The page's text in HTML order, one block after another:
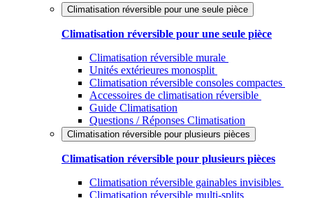
Climatisation réversible pour une seule pièce
Climatisation réversible pour une seule pièce
Climatisation réversible murale
Unités extérieures monosplit
Climatisation réversible consoles compactes
Accessoires de climatisation réversible
Guide Climatisation
Questions / Réponses Climatisation
Climatisation réversible pour plusieurs pièces
Climatisation réversible pour plusieurs pièces
Climatisation réversible gainables invisibles
Climatisation réversible multi-splits